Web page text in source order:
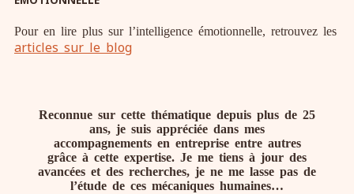
Pour en lire plus sur l’intelligence émotionnelle, retrouvez les
articles sur le blog
Reconnue sur cette thématique depuis plus de 25
ans, je suis appréciée dans mes
accompagnements en entreprise entre autres
grâce à cette expertise. Je me tiens à jour des
avancées et des recherches, je ne me lasse pas de
l’étude de ces mécaniques humaines…